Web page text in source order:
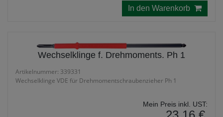
In den Warenkorb
Wechselklinge f. Drehmoments. Ph 1
Artikelnummer: 339331
Wechselklinge VDE für Drehmomentschraubenzieher Ph 1
Mein Preis inkl. UST: